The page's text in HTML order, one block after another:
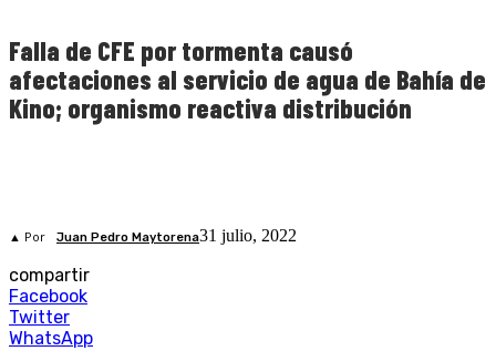
Falla de CFE por tormenta causó
afectaciones al servicio de agua de Bahía de
Kino; organismo reactiva distribución
▲ Por Juan Pedro Maytorena31 julio, 2022
compartir
Facebook
Twitter
WhatsApp